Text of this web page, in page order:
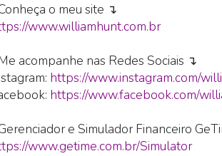
o meu site ↴
www.williamhunt.com.br
acompanhe nas Redes Sociais ↴
https://www.instagram.com/
https://www.facebook.com/
e Simulador Financeiro
www.getime.com.br/Simulator